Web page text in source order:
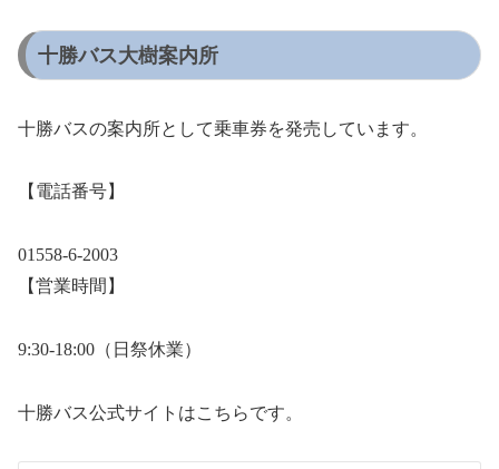
十勝バス大樹案内所
十勝バスの案内所として乗車券を発売しています。
【電話番号】
01558-6-2003
【営業時間】
9:30-18:00（日祭休業）
十勝バス公式サイトはこちらです。